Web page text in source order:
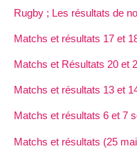
Rugby ; Les résultats de
Matchs et résultats 17 et
Matchs et Résultats 20 et
Matchs et résultats 13 et
Matchs et résultats 6 et 7
Matchs et résultats (25